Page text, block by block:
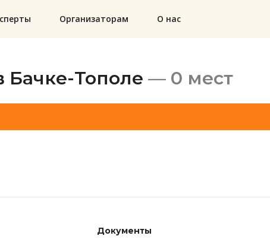
Организаторам О нас
Тополе — 0 мест
Документы